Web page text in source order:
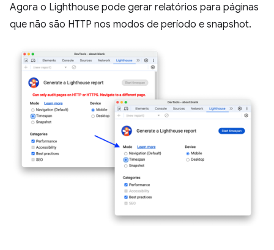
Agora o Lighthouse pode gerar relatórios para páginas
que não são HTTP nos modos de período e snapshot.